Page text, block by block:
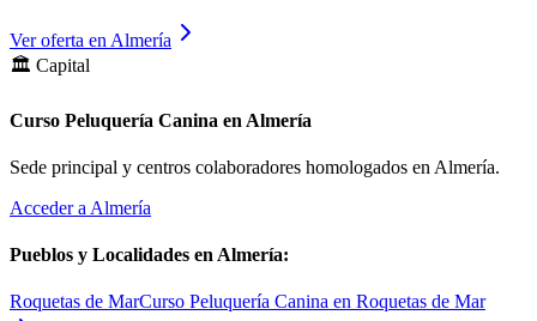
Ver oferta en Almería
🏛️ Capital
Curso Peluquería Canina en Almería
Sede principal y centros colaboradores homologados en Almería.
Acceder a Almería
Pueblos y Localidades en Almería:
Roquetas de MarCurso Peluquería Canina en Roquetas de Mar